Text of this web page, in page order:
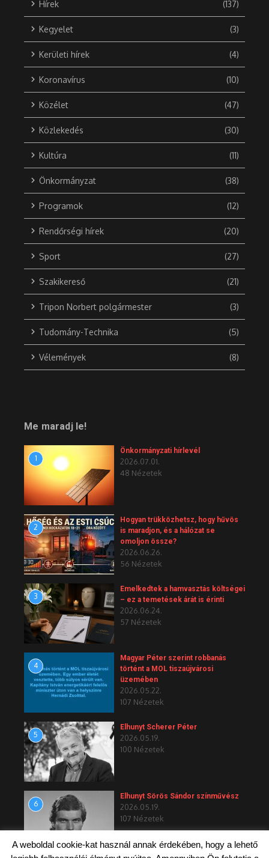
Hírek (137)
Kegyelet (3)
Kerületi hírek (4)
Koronavírus (10)
Közélet (47)
Közlekedés (30)
Kultúra (11)
Önkormányzat (38)
Programok (12)
Rendőrségi hírek (20)
Sport (27)
Szakikereső (21)
Tripon Norbert polgármester (3)
Tudomány-Technika (5)
Vélemények (8)
Me maradj le!
1
Önkormányzati hírlevél
2026.07.01.
48 Nézetek
2
Hogyan trükközhetsz, hogy hűvös
is maradjon, és a hálózat se
omoljon össze?
2026.06.26.
56 Nézetek
3
Emelkedtek a hamvasztás költségei
– ez a temetések árát is érinti
2026.06.24.
57 Nézetek
4
Magyar Péter szerint robbanás
történt a MOL tiszaújvárosi
üzemében
2026.05.22.
107 Nézetek
5
Elhunyt Scherer Péter
2026.05.19.
100 Nézetek
6
Elhunyt Sörös Sándor színművész
2026.05.19.
107 Nézetek
A weboldal cookie-kat használ annak érdekében, hogy a lehető